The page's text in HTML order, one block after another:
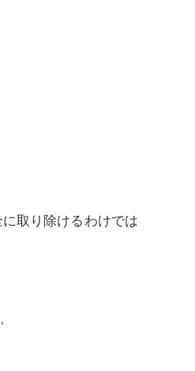
取り除けるわけでは